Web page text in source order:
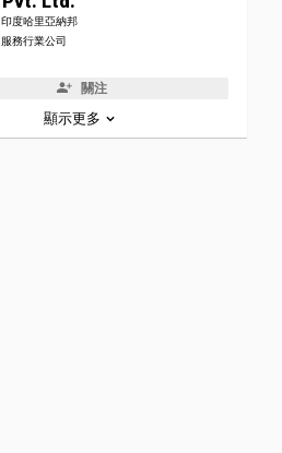
印度哈里亞納邦
服務行業公司
關注
顯示更多